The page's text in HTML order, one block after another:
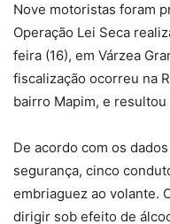
Nove motoristas foram
Operação Lei Seca
feira (16), em Várzea
fiscalização ocorreu na
bairro Mapim, e
De acordo com os
segurança, cinco
embriaguez ao volante.
dirigir sob efeito de